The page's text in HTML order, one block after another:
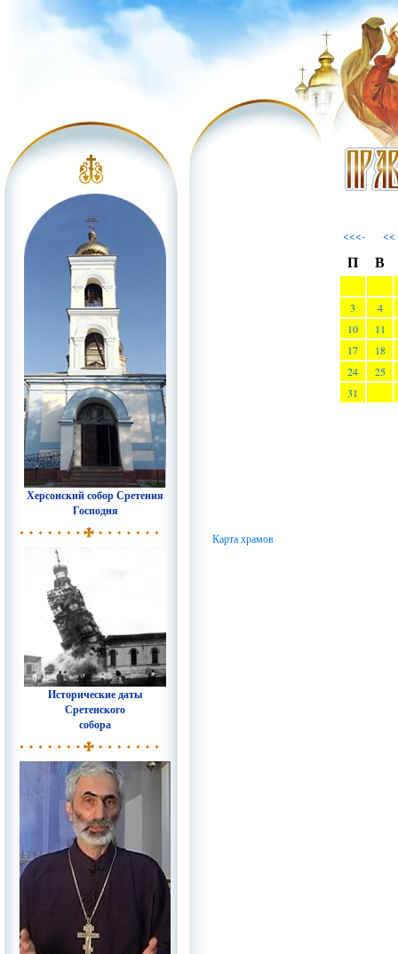
Херсонский собор Сретения
Господня
Исторические даты
Сретенского
собора
<<<- <<
П
В
3
4
10
11
17
18
24
25
31
Карта храмов